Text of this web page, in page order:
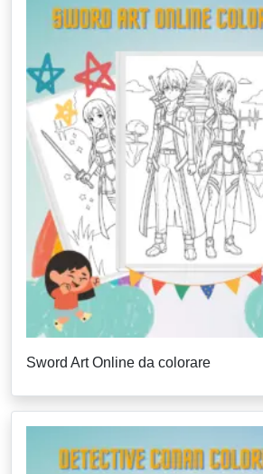
Sword Art Online da colorare